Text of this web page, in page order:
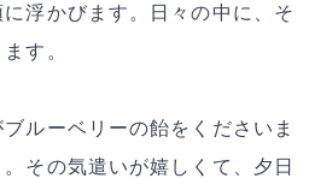
浮かびます。日々の中に、そ
す。
ルーベリーの飴をくださいま
その気遣いが嬉しくて、夕日